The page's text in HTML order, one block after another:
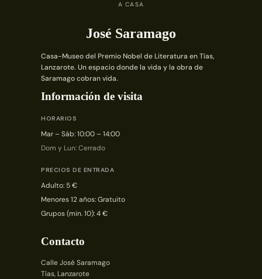
A CASA
José Saramago
Casa-Museo del Premio Nobel de Literatura en Tías,
Lanzarote. Un espacio donde la vida y la obra de
Saramago cobran vida.
Información de visita
HORARIOS
Mar – Sáb: 10:00 – 14:00
Dom y Lun: Cerrado
PRECIOS DE ENTRADA
Adulto: 5 €
Menores 12 años: Gratuito
Grupos (min. 10): 4 €
Contacto
Calle José Saramago
Tías, Lanzarote